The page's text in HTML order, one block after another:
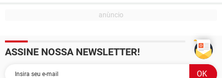
ASSINE NOSSA NEWSLETTER!